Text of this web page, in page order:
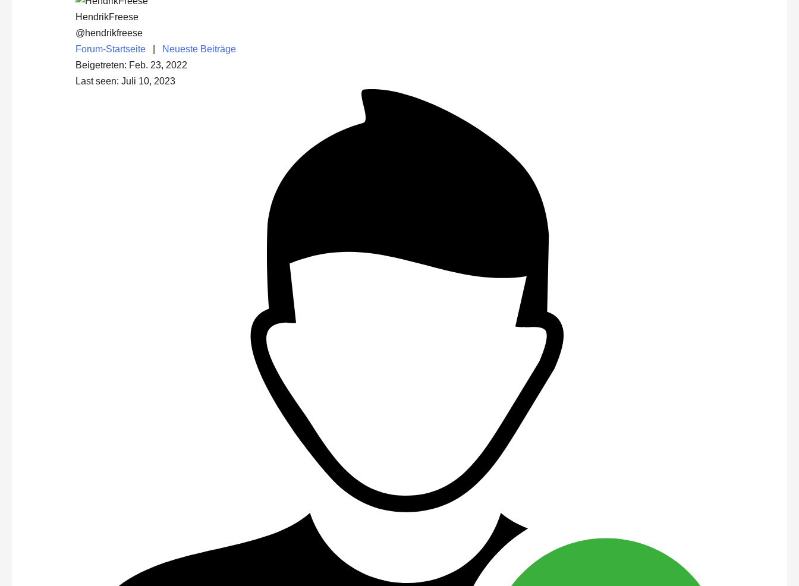
HendrikFreese
@hendrikfreese
Forum-Startseite|
Neueste Beiträge
Beigetreten: Feb. 23, 2022
Last seen: Juli 10, 2023